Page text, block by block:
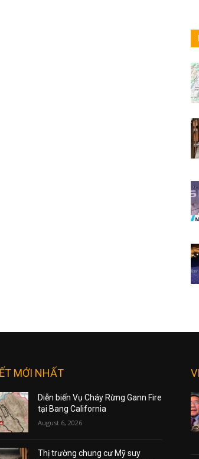
MỚI NHẤT
Diễn biến Vụ Cháy Rừng Gann Fire
tại Bang California
August 6, 2026
Thị trường chung cư Mỹ suy